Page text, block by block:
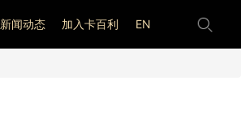
新闻动态 加入卡百利 EN